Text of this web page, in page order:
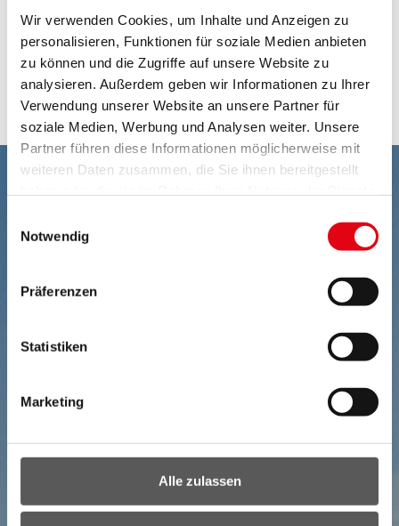
Wir verwenden Cookies, um Inhalte und Anzeigen zu
personalisieren, Funktionen für soziale Medien anbieten
zu können und die Zugriffe auf unsere Website zu
analysieren. Außerdem geben wir Informationen zu Ihrer
Verwendung unserer Website an unsere Partner für
soziale Medien, Werbung und Analysen weiter. Unsere
Partner führen diese Informationen möglicherweise mit
weiteren Daten zusammen, die Sie ihnen bereitgestellt
Notwendig
Präferenzen
Statistiken
Marketing
Alle zulassen
Weißes Kreuz
KG. Großhöflein, LGBl. Nr.
72/2010